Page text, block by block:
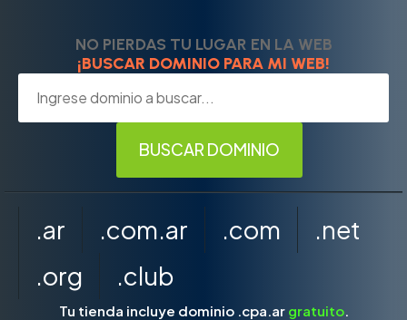
NO PIERDAS TU LUGAR EN LA WEB
¡BUSCAR DOMINIO PARA MI WEB!
.ar .com.ar .com
.net
.org
.club
Tu tienda incluye dominio .cpa.ar gratuito.